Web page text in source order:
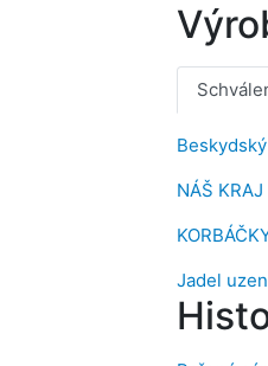
NÁŠ
Jadel